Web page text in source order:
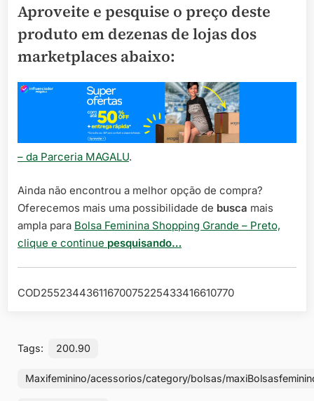
Aproveite e pesquise o preço deste
produto em dezenas de lojas dos
marketplaces abaixo:
– da Parceria MAGALU.
Ainda não encontrou a melhor opção de compra?
Oferecemos mais uma possibilidade de busca mais
ampla para Bolsa Feminina Shopping Grande – Preto,
clique e continue pesquisando…
COD25523443611670075225433416610770
Tags: 200.90
Maxifeminino/acessorios/category/bolsas/